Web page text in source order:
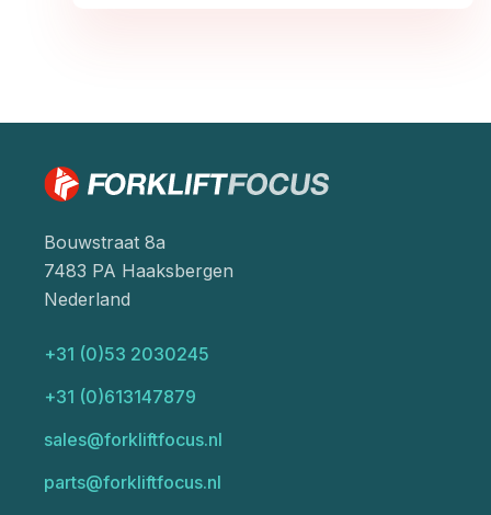
Bouwstraat 8a
7483 PA Haaksbergen
Nederland
+31 (0)53 2030245
+31 (0)613147879
sales@forkliftfocus.nl
parts@forkliftfocus.nl